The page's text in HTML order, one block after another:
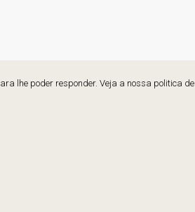
lhe poder responder. Veja a nossa politica de